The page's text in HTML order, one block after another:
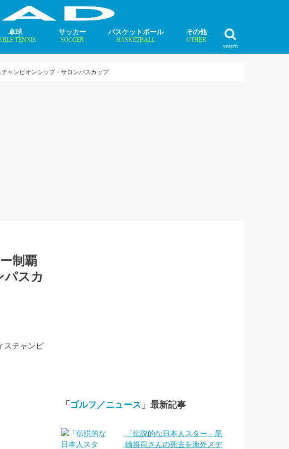
search
卓球
TENNIS
サッカー
SOCCER
バスケットボール
BASKETBALL
その他
OTHER
ャンピオンシップ・サロンパスカップ
制覇
スカ
「 ゴルフ／ニュース 」最新記事
「伝説的な日本人スター」尾
崎将司さんの死去を海外メデ